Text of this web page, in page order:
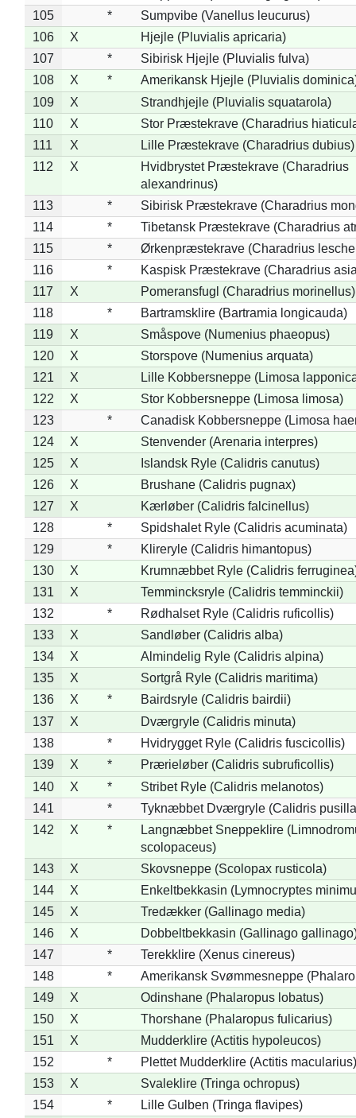
105
*
Sumpvibe (Vanellus leucurus)
106
X
Hjejle (Pluvialis apricaria)
107
*
Sibirisk Hjejle (Pluvialis fulva)
108
X *
Amerikansk Hjejle (Pluvialis
109
X
Strandhjejle (Pluvialis squatarola)
110
X
Stor Præstekrave (Charadrius
111
X
Lille Præstekrave (Charadrius dubius)
112
X
Hvidbrystet Præstekrave (Charadrius
alexandrinus)
113
*
Sibirisk Præstekrave (Charadrius
114
*
Tibetansk Præstekrave (Charadrius
115
*
Ørkenpræstekrave (Charadrius
116
*
Kaspisk Præstekrave (Charadrius
117
X
Pomeransfugl (Charadrius morinellus)
118
*
Bartramsklire (Bartramia longicauda)
119
X
Småspove (Numenius phaeopus)
120
X
Storspove (Numenius arquata)
121
X
Lille Kobbersneppe (Limosa
122
X
Stor Kobbersneppe (Limosa limosa)
123
*
Canadisk Kobbersneppe (Limosa
124
X
Stenvender (Arenaria interpres)
125
X
Islandsk Ryle (Calidris canutus)
126
X
Brushane (Calidris pugnax)
127
X
Kærløber (Calidris falcinellus)
128
*
Spidshalet Ryle (Calidris acuminata)
129
*
Klireryle (Calidris himantopus)
130
X
Krumnæbbet Ryle (Calidris
131
X
Temmincksryle (Calidris temminckii)
132
*
Rødhalset Ryle (Calidris ruficollis)
133
X
Sandløber (Calidris alba)
134
X
Almindelig Ryle (Calidris alpina)
135
X
Sortgrå Ryle (Calidris maritima)
136
X *
Bairdsryle (Calidris bairdii)
137
X
Dværgryle (Calidris minuta)
138
*
Hvidrygget Ryle (Calidris fuscicollis)
139
X *
Prærieløber (Calidris subruficollis)
140
X *
Stribet Ryle (Calidris melanotos)
141
*
Tyknæbbet Dværgryle (Calidris
142
X *
Langnæbbet Sneppeklire
scolopaceus)
143
X
Skovsneppe (Scolopax rusticola)
144
X
Enkeltbekkasin (Lymnocryptes
145
X
Tredækker (Gallinago media)
146
X
Dobbeltbekkasin (Gallinago
147
*
Terekklire (Xenus cinereus)
148
*
Amerikansk Svømmesneppe
149
X
Odinshane (Phalaropus lobatus)
150
X
Thorshane (Phalaropus fulicarius)
151
X
Mudderklire (Actitis hypoleucos)
152
*
Plettet Mudderklire (Actitis macularius)
153
X
Svaleklire (Tringa ochropus)
154
*
Lille Gulben (Tringa flavipes)